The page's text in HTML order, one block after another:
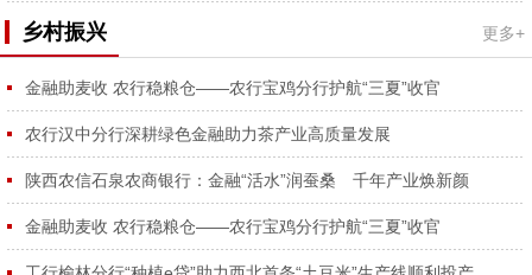
乡村振兴 更多+
金融助麦收 农行稳粮仓——农行宝鸡分行护航“三夏”收官
农行汉中分行深耕绿色金融助力茶产业高质量发展
陕西农信石泉农商银行：金融“活水”润蚕桑 千年产业焕新颜
金融助麦收 农行稳粮仓——农行宝鸡分行护航“三夏”收官